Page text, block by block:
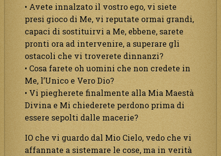
• Avete innalzato il vostro ego, vi siete
presi gioco di Me, vi reputate ormai grandi,
capaci di sostituirvi a Me, ebbene, sarete
pronti ora ad intervenire, a superare gli
ostacoli che vi troverete dinnanzi?
• Cosa farete oh uomini che non credete in
Me, l’Unico e Vero Dio?
• Vi piegherete finalmente alla Mia Maestà
Divina e Mi chiederete perdono prima di
essere sepolti dalle macerie?
IO che vi guardo dal Mio Cielo, vedo che vi
affannate a sistemare le cose, ma in verità